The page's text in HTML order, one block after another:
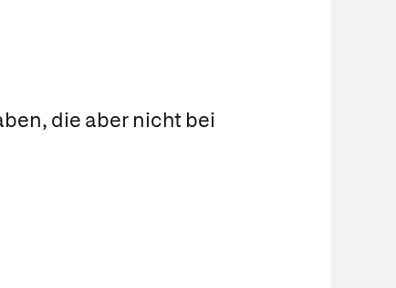
die aber nicht bei